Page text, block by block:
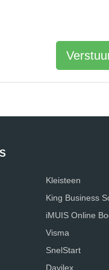
Kleisteen
King Business
iMUIS Online
Visma
SnelStart
Davilex